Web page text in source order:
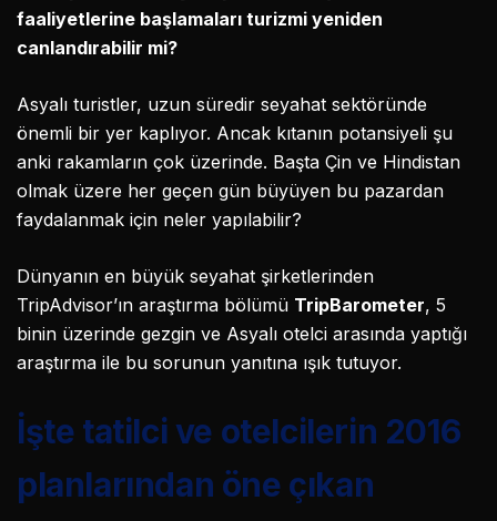
faaliyetlerine başlamaları turizmi yeniden
canlandırabilir mi?
Asyalı turistler, uzun süredir seyahat sektöründe
önemli bir yer kaplıyor. Ancak kıtanın potansiyeli şu
anki rakamların çok üzerinde. Başta Çin ve Hindistan
olmak üzere her geçen gün büyüyen bu pazardan
faydalanmak için neler yapılabilir?
Dünyanın en büyük seyahat şirketlerinden
TripAdvisor’ın araştırma bölümü TripBarometer, 5
binin üzerinde gezgin ve Asyalı otelci arasında yaptığı
araştırma ile bu sorunun yanıtına ışık tutuyor.
İşte tatilci ve otelcilerin 2016
planlarından öne çıkan